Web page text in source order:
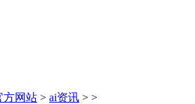
方网站 > ai资讯 > >